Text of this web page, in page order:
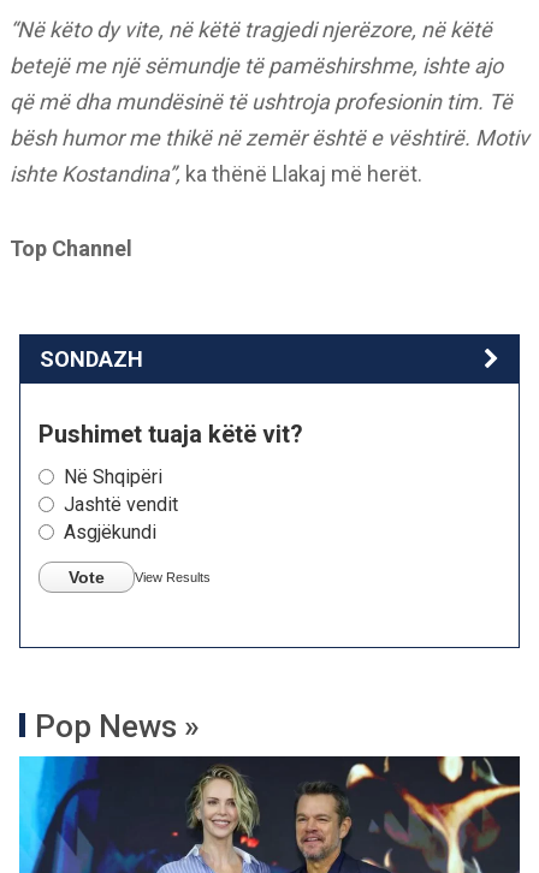
“Në këto dy vite, në këtë tragjedi njerëzore, në këtë
betejë me një sëmundje të pamëshirshme, ishte ajo
që më dha mundësinë të ushtroja profesionin tim. Të
bësh humor me thikë në zemër është e vështirë. Motiv
ishte Kostandina”, ka thënë Llakaj më herët.
Top Channel
SONDAZH
Pushimet tuaja këtë vit?
Në Shqipëri
Jashtë vendit
Asgjëkundi
Vote View Results
Pop News »